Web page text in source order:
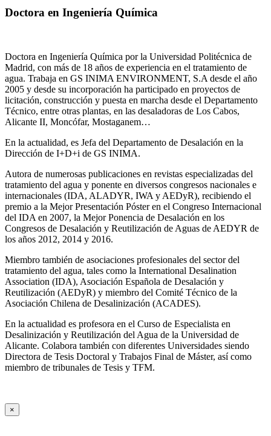
Doctora en Ingeniería Química
Doctora en Ingeniería Química por la Universidad Politécnica de
Madrid, con más de 18 años de experiencia en el tratamiento de
agua. Trabaja en GS INIMA ENVIRONMENT, S.A desde el año
2005 y desde su incorporación ha participado en proyectos de
licitación, construcción y puesta en marcha desde el Departamento
Técnico, entre otras plantas, en las desaladoras de Los Cabos,
Alicante II, Moncófar, Mostaganem…
En la actualidad, es Jefa del Departamento de Desalación en la
Dirección de I+D+i de GS INIMA.
Autora de numerosas publicaciones en revistas especializadas del
tratamiento del agua y ponente en diversos congresos nacionales e
internacionales (IDA, ALADYR, IWA y AEDyR), recibiendo el
premio a la Mejor Presentación Póster en el Congreso Internacional
del IDA en 2007, la Mejor Ponencia de Desalación en los
Congresos de Desalación y Reutilización de Aguas de AEDYR de
los años 2012, 2014 y 2016.
Miembro también de asociaciones profesionales del sector del
tratamiento del agua, tales como la International Desalination
Association (IDA), Asociación Española de Desalación y
Reutilización (AEDyR) y miembro del Comité Técnico de la
Asociación Chilena de Desalinización (ACADES).
En la actualidad es profesora en el Curso de Especialista en
Desalinización y Reutilización del Agua de la Universidad de
Alicante. Colabora también con diferentes Universidades siendo
Directora de Tesis Doctoral y Trabajos Final de Máster, así como
miembro de tribunales de Tesis y TFM.
×